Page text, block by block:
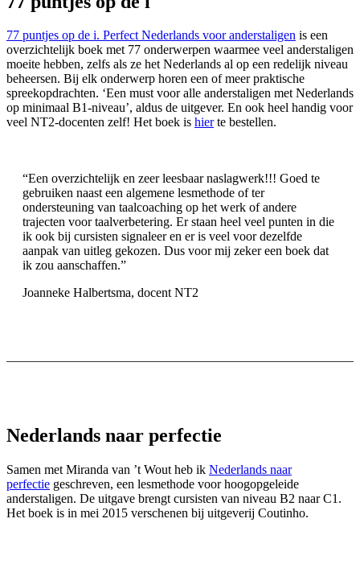
77 puntjes op de i. Perfect Nederlands voor anderstaligen is een
overzichtelijk boek met 77 onderwerpen waarmee veel anderstaligen
moeite hebben, zelfs als ze het Nederlands al op een redelijk niveau
beheersen. Bij elk onderwerp horen een of meer praktische
spreekopdrachten. ‘Een must voor alle anderstaligen met Nederlands
op minimaal B1-niveau’, aldus de uitgever. En ook heel handig voor
veel NT2-docenten zelf! Het boek is hierte bestellen.
“Een overzichtelijk en zeer leesbaar naslagwerk!!! Goed te
gebruiken naast een algemene lesmethode of ter
ondersteuning van taalcoaching op het werk of andere
trajecten voor taalverbetering. Er staan heel veel punten in die
ik ook bij cursisten signaleer en er is veel voor dezelfde
aanpak van uitleg gekozen. Dus voor mij zeker een boek dat
ik zou aanschaffen.”
Joanneke Halbertsma, docent NT2
Nederlands naar perfectie
Samen met Miranda van ’t Wout heb ik Nederlands naar
perfectie geschreven, een lesmethode voor hoogopgeleide
anderstaligen. De uitgave brengt cursisten van niveau B2 naar C1.
Het boek is in mei 2015 verschenen bij uitgeverij Coutinho.